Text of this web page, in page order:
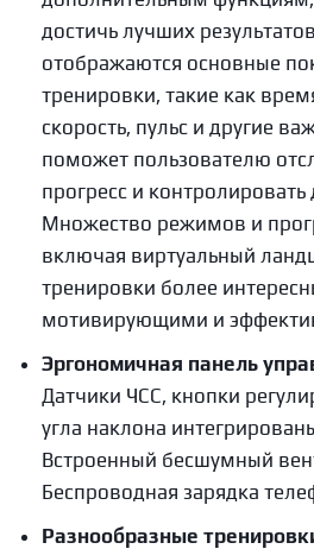
достичь лучших
отображаются основные
тренировки, такие как
скорость, пульс и другие
поможет пользователю
прогресс и
Множество режимов и
включая виртуальный
тренировки более
мотивирующими и
Эргономичная панель
Датчики ЧСС, кнопки
угла наклона
Встроенный бесшумный
Беспроводная зарядка
Разнообразные